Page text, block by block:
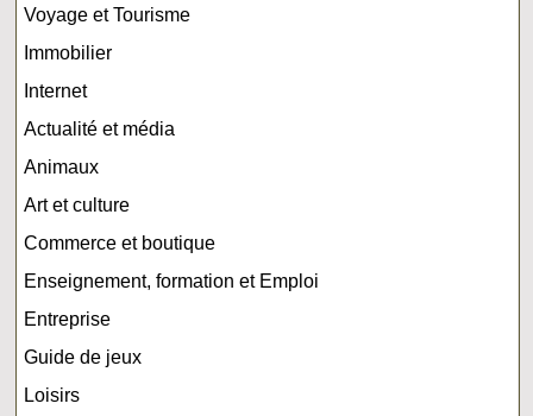
Voyage et Tourisme
Immobilier
Internet
Actualité et média
Animaux
Art et culture
Commerce et boutique
Enseignement, formation et Emploi
Entreprise
Guide de jeux
Loisirs